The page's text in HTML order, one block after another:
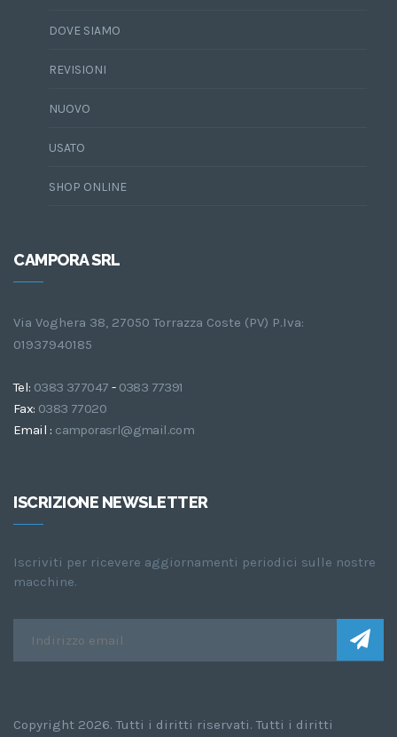
DOVE SIAMO
REVISIONI
NUOVO
USATO
SHOP ONLINE
CAMPORA SRL
Via Voghera 38, 27050 Torrazza Coste (PV) P.Iva:
01937940185
Tel: 0383 377047 - 0383 77391
Fax: 0383 77020
Email : camporasrl@gmail.com
ISCRIZIONE NEWSLETTER
Iscriviti per ricevere aggiornamenti periodici sulle nostre
macchine.
Copyright 2026. Tutti i diritti riservati. Tutti i diritti